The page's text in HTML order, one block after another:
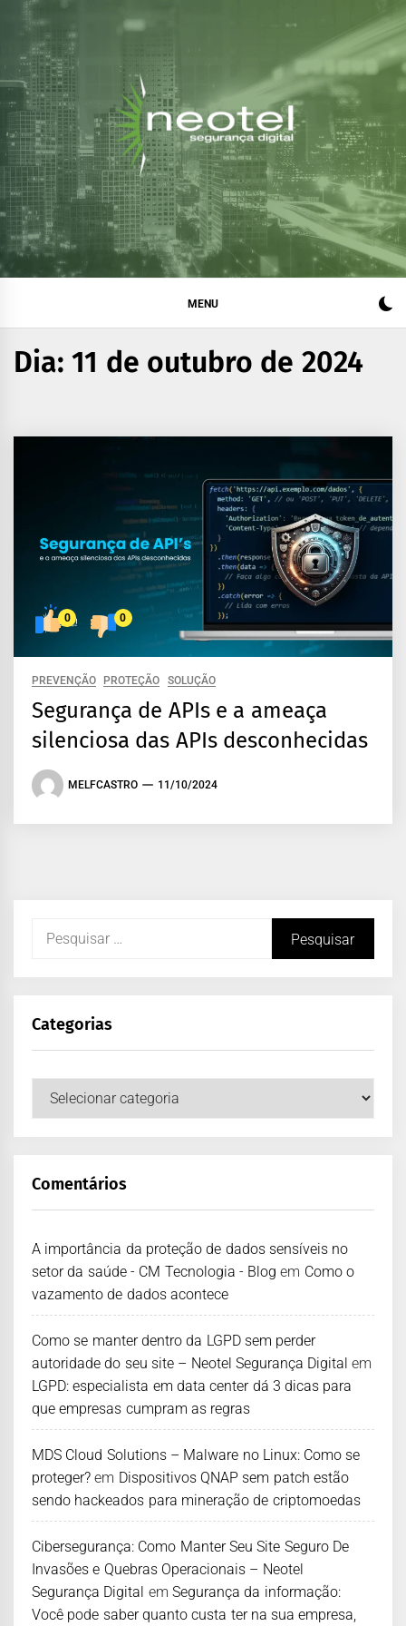
Blog da Neotel
Segurança Digital
Informações e notícias sobre segurança digital, legislação
e compliance
MENU
Dia:11 de outubro de 2024
0 0
PREVENÇÃO PROTEÇÃO SOLUÇÃO
Segurança de APIs e a ameaça
silenciosa das APIs desconhecidas
MELFCASTRO 11/10/2024
Categorias
Comentários
A importância da proteção de dados sensíveis no
setor da saúde - CM Tecnologia - Blog em Como o
vazamento de dados acontece
Como se manter dentro da LGPD sem perder
autoridade do seu site – Neotel Segurança Digital em
LGPD: especialista em data center dá 3 dicas para
que empresas cumpram as regras
MDS Cloud Solutions – Malware no Linux: Como se
proteger? em Dispositivos QNAP sem patch estão
sendo hackeados para mineração de criptomoedas
Cibersegurança: Como Manter Seu Site Seguro De
Invasões e Quebras Operacionais – Neotel
Segurança Digital em Segurança da informação:
Você pode saber quanto custa ter na sua empresa,